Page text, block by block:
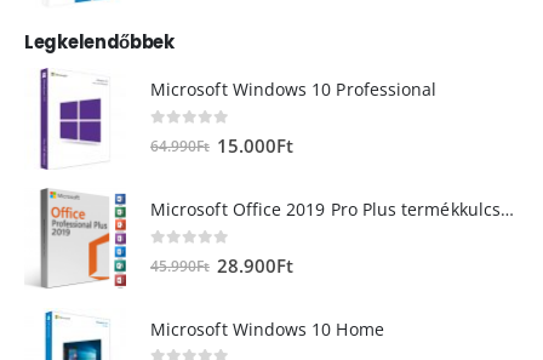
Legkelendőbbek
Microsoft Windows 10 Professional
out of 5
64.990Ft 15.000Ft
Microsoft Office 2019 Pro Plus termékkulcs Microsoft Fiókhoz hozzárendelhető
45.990Ft 28.900Ft
Microsoft Windows 10 Home